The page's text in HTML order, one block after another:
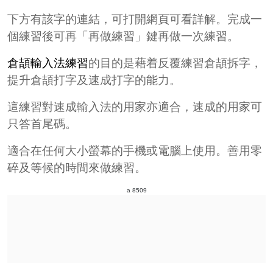
下方有該字的連結，可打開網頁可看詳解。完成一
個練習後可再「再做練習」鍵再做一次練習。
倉頡輸入法練習的目的是藉着反覆練習倉頡拆字，
提升倉頡打字及速成打字的能力。
這練習對速成輸入法的用家亦適合，速成的用家可
只答首尾碼。
適合在任何大小螢幕的手機或電腦上使用。善用零
碎及等候的時間來做練習。
a 8509